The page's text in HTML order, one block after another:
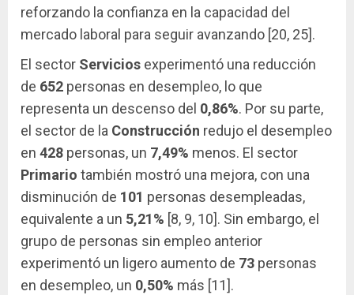
reforzando la confianza en la capacidad del
mercado laboral para seguir avanzando [20, 25].
El sector Servicios experimentó una reducción
de 652 personas en desempleo, lo que
representa un descenso del 0,86%. Por su parte,
el sector de la Construcción redujo el desempleo
en 428 personas, un 7,49% menos. El sector
Primario también mostró una mejora, con una
disminución de 101 personas desempleadas,
equivalente a un 5,21% [8, 9, 10]. Sin embargo, el
grupo de personas sin empleo anterior
experimentó un ligero aumento de 73 personas
en desempleo, un 0,50% más [11].